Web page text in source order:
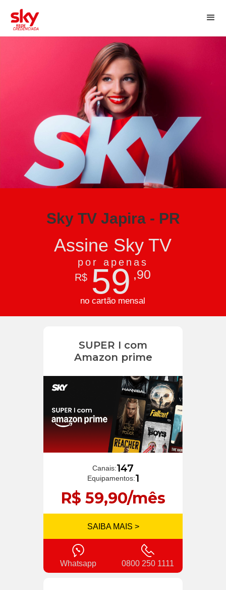
Sky TV Japira - PR
Assine Sky TV
por apenas
R$ 59 ,90
no cartão mensal
SUPER I com
Amazon prime
Canais:147
Equipamentos:1
R$ 59,90/mês
SAIBA MAIS >
Whatsapp 0800 250 1111